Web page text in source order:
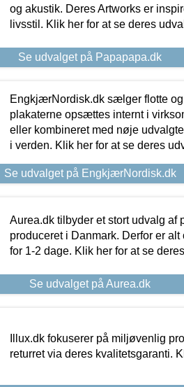
og akustik. Deres Artworks er
livsstil. Klik her for at se deres
Se udvalget på Papapapa.dk
EngkjærNordisk.dk sælger flotte
plakaterne opsættes internt i
eller kombineret med nøje
i verden. Klik her for at se deres
Se udvalget på EngkjærNordisk.dk
Aurea.dk tilbyder et stort udvalg af
produceret i Danmark. Derfor er
for 1-2 dage. Klik her for at se
Se udvalget på Aurea.dk
Illux.dk fokuserer på miljøvenlig
returret via deres kvalitetsgaranti.